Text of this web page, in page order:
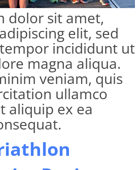
dolor sit amet,
elit, sed
incididunt ut
magna aliqua.
veniam, quis
ullamco
aliquip ex ea